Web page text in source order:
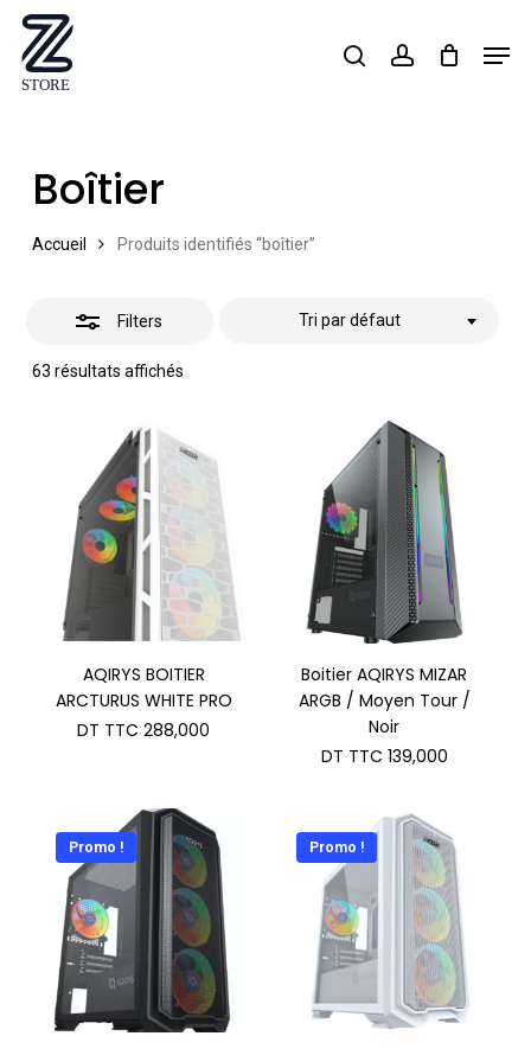
Skip
main
searchaccount
Boîtier
Accueil Produits identifiés “boîtier”
Filters
63 résultats affichés
Tri par défaut
Close
AQIRYS BOITIER
ARCTURUS WHITE PRO
DT TTC 288,000
Boitier AQIRYS MIZAR
ARGB / Moyen Tour /
Noir
DT TTC 139,000
Promo ! Promo !